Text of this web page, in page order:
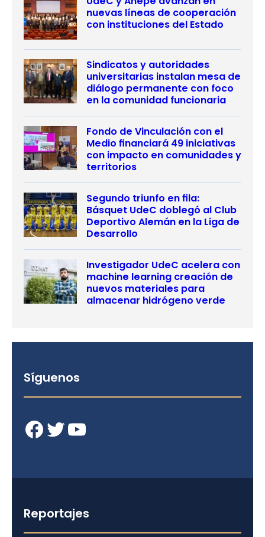
nuevas líneas de cooperación
con instituciones del Estado
Sindicatos y autoridades
universitarias instalan mesa de
diálogo permanente con foco
en la comunidad funcionaria
Fondo de Vinculación con el
Medio financiará 49 iniciativas
con impacto en comunidades y
territorios
Segundo triunfo en fila:
Básquet UdeC doblegó al Club
Deportivo Alemán en la Liga de
Desarrollo
Investigador UdeC acelera con
machine learning creación de
nuevos materiales para
almacenar hidrógeno verde
Síguenos
Facebook Twitter YouTube
Reportajes